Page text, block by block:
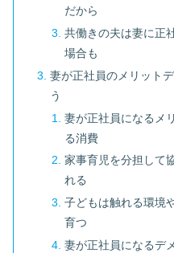
だから
共働きの夫は妻に正
場合も
妻が正社員のメリット
う
妻が正社員になるメ
る消費
家事育児を分担して
れる
子どもは触れる環境
育つ
妻が正社員になるデ